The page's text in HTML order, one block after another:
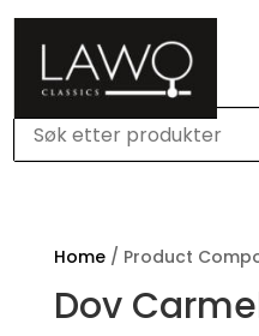
Home/ Product
Dov